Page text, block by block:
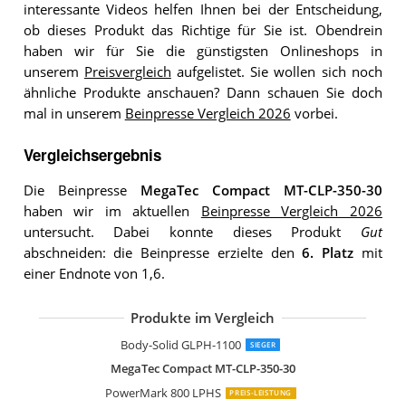
interessante Videos helfen Ihnen bei der Entscheidung,
ob dieses Produkt das Richtige für Sie ist. Obendrein
haben wir für Sie die günstigsten Onlineshops in
unserem Preisvergleich aufgelistet. Sie wollen sich noch
ähnliche Produkte anschauen? Dann schauen Sie doch
mal in unserem Beinpresse Vergleich 2026 vorbei.
Vergleichsergebnis
Die Beinpresse MegaTec Compact MT-CLP-350-30
haben wir im aktuellen Beinpresse Vergleich 2026
untersucht. Dabei konnte dieses Produkt Gut
abschneiden: die Beinpresse erzielte den6. Platz mit
einer Endnote von 1,6.
Produkte im Vergleich
Body-Solid GLPH-1100 SIEGER
MegaTec Compact MT-CLP-350-30
PowerMark 800 LPHS
PREIS-LEISTUNG
Body-Solid DBTC-SF
Steelflex PLLP
Body-Solid GCLP-100 2in1 Beintrainer
Dione Beintrainer Leg Press
Sport-Tec Funktionsstemme